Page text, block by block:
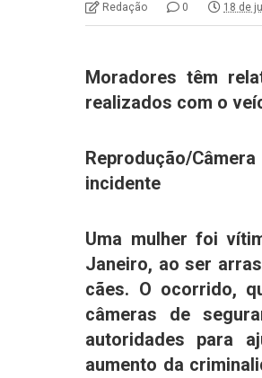
Redação 0 18 de
Moradores têm
realizados com o
Reprodução/
incidente
Uma mulher foi
Janeiro, ao ser
cães. O ocorrido,
câmeras de
autoridades para
aumento da